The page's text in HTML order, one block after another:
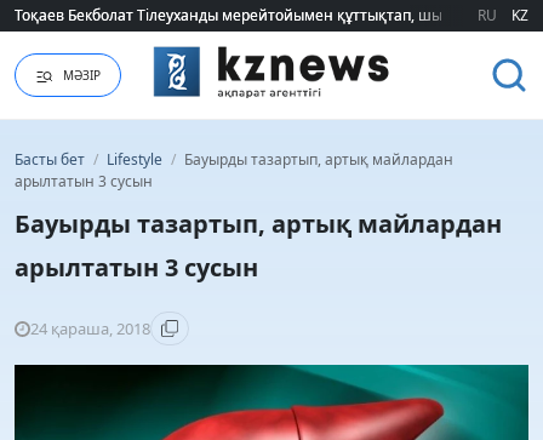
Тоқаев Бекболат Тілеуханды мерейтойымен құттықтап, шығармашылық
Тоқаев Бекболат Тілеуханды мерейтойымен құттықтап, шығармашылық
RU KZ
МӘЗІР
Басты бет / Lifestyle / Бауырды тазартып, артық майлардан
арылтатын 3 сусын
Бауырды тазартып, артық майлардан
арылтатын 3 сусын
24 қараша, 2018